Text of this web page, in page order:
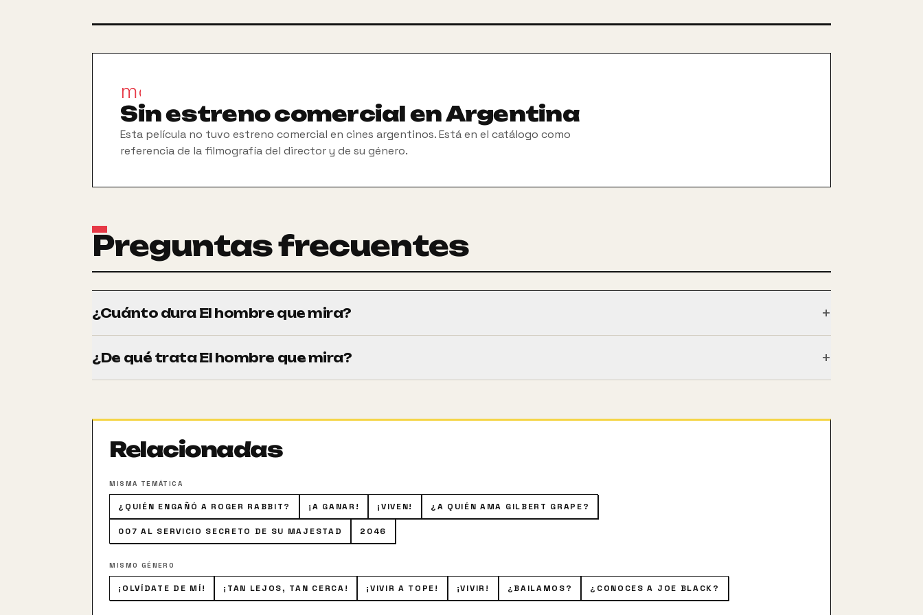
movie_filter
Sin estreno comercial en Argentina
Esta película no tuvo estreno comercial en cines argentinos. Está en el catálogo como
referencia de la filmografía del director y de su género.
Preguntas frecuentes
¿Cuánto dura El hombre que mira? +
¿De qué trata El hombre que mira? +
Relacionadas
MISMA TEMÁTICA
¿QUIÉN ENGAÑÓ A ROGER RABBIT? ¡A GANAR! ¡VIVEN! ¿A QUIÉN AMA GILBERT GRAPE?
007 AL SERVICIO SECRETO DE SU MAJESTAD 2046
MISMO GÉNERO
¡OLVÍDATE DE MÍ! ¡TAN LEJOS, TAN CERCA! ¡VIVIR A TOPE! ¡VIVIR! ¿BAILAMOS? ¿CONOCES A JOE BLACK?